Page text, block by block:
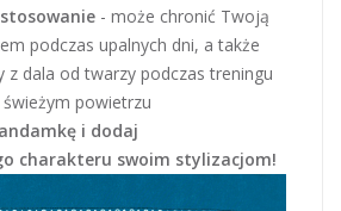
- może chronić Twoją
podczas upalnych dni, a także
z dala od twarzy podczas treningu
powietrzu
i dodaj
charakteru swoim stylizacjom!